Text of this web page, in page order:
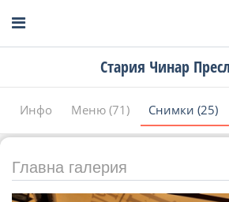
Стария Чинар
Инфо Меню (71) Снимки (25)
Главна галерия